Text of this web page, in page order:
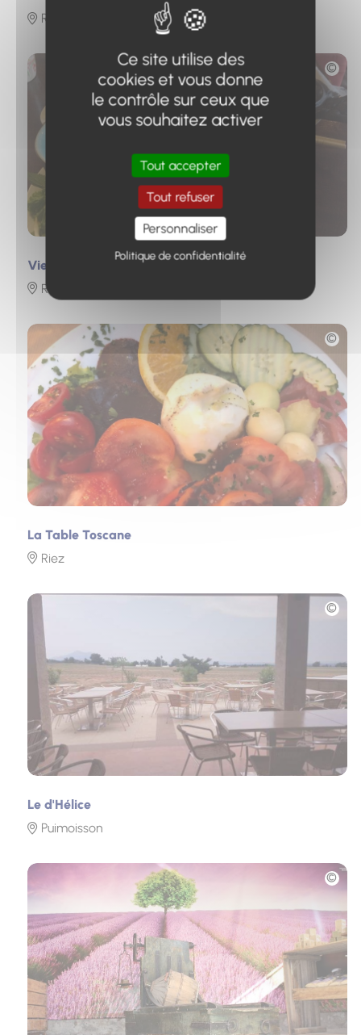
Roumoules
Vietnam Top Nem
Riez
Photo
La Table Toscane
Riez
Photo
Le d'Hélice
Puimoisson
Photo
Photo
Ce site utilise des
cookies et vous donne
le contrôle sur ceux que
vous souhaitez activer
Tout accepter
Tout refuser
Personnaliser
Politique de confidentialité